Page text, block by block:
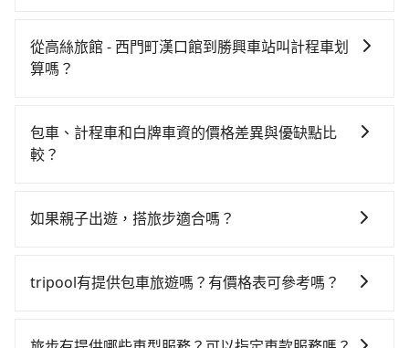
分鐘。抵達高鐵站後，步行進站、現場購票並於月台排
隊的時間約25分鐘，再乘坐42~48分鐘（平均46分）的
37分鐘、車費900元後，抵達勝興車站 (苗栗縣三義鄉)
的目的地。全程加上轉車時間共2小時9分鐘，假設3位同
費時1小時36分鐘。選擇搭乘高鐵而不預約包車，不僅每
有兩位乘車，也可參考tripool的拼車共乘服務，最多可
時不需要閉目養神（因為要自己開車），最重要的是你
當天就要來回，那在台北路邊可隨租隨借的iRent應該是
旅館 - 西門町漢口館到勝興車站的花費預估為
$1,750~2,300（金額差異來自於平假日、車款差異、抵
能的罰單都需自付。再者，和運的iRent只提供最基本的
或九人座可供選擇，而且無人租車最令人詬病的就是車
從高絲旅館 - 西門町漢口館到勝興車站叫計程車划
算嗎？
灣大車隊、Uber、Line Taxi、Yoxi等，如果在路邊攔不
到車，也可考慮打電話至高絲旅館 - 西門町漢口館附近
間，但如改預約tripool可省高達$1,500。但如果要考慮
190倍。綜合以上，無論在價格或服務品質上，tripool
包車、計程車和白牌車資的價格差異與優缺點比
較？
包車：優點是搭乘舒適可以根據自己的需求安排時間和
車：優點是24小時隨叫隨到，價格按錶計費，但若遇交
如果親子出遊，搭旅步適合嗎？
椅及兒童用增高墊供您選購(租借300元/個)，讓您和孩子
tripool有提供包車旅遊嗎？有價格表可參考嗎？
漢口館的包車旅遊，從單純的單趟接送到算時間的計時